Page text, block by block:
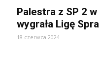
Palestra z SP 2
wygrała Ligę
18 czerwca 2024